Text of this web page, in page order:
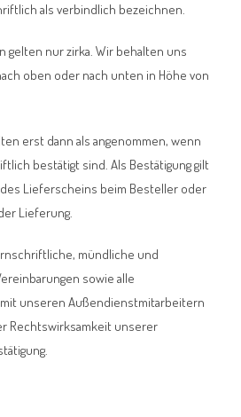
als verbindlich bezeichnen.
gelten nur zirka. Wir behalten uns
oben oder nach unten in Höhe von
erst dann als angenommen, wenn
bestätigt sind. Als Bestätigung gilt
des Lieferscheins beim Besteller oder
Lieferung.
mündliche und
sowie alle
unseren Außendienstmitarbeitern
Rechtswirksamkeit unserer